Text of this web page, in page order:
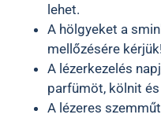
lehet.
A hölgyeket a
mellőzésére kérjük!
A lézerkezelés
parfümöt, kölnit
A lézeres